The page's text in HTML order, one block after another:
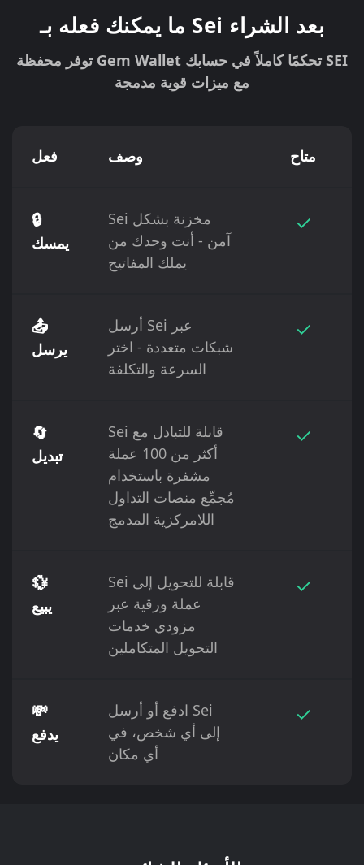
ما يمكنك فعله بـ Sei بعد الشراء
توفر محفظة Gem Wallet تحكمًا كاملاً في حسابك SEI
مع ميزات قوية مدمجة
فعل وصف متاح
🔒
يمسك
Sei مخزنة بشكل
آمن - أنت وحدك من
يملك المفاتيح
✓
📤
يرسل
أرسل Sei عبر
شبكات متعددة - اختر
السرعة والتكلفة
✓
🔄
تبديل
Sei قابلة للتبادل مع
أكثر من 100 عملة
مشفرة باستخدام
مُجمِّع منصات التداول
اللامركزية المدمج
✓
💱
يبيع
Sei قابلة للتحويل إلى
عملة ورقية عبر
مزودي خدمات
التحويل المتكاملين
✓
💸
يدفع
ادفع أو أرسل Sei
إلى أي شخص، في
أي مكان
✓